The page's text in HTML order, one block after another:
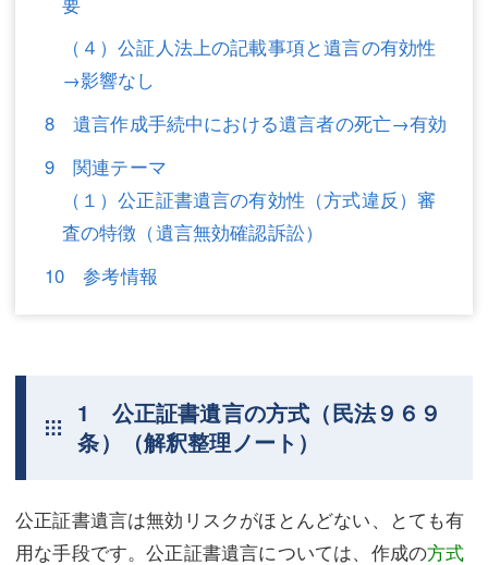
（４）公証人法上の記載事項と遺言の有効性
→影響なし
8 遺言作成手続中における遺言者の死亡→有効
9 関連テーマ
（１）公正証書遺言の有効性（方式違反）審
査の特徴（遺言無効確認訴訟）
10 参考情報
1 公正証書遺言の方式（民法９６９
条）（解釈整理ノート）
公正証書遺言は無効リスクがほとんどない、とても有
用な手段です。公正証書遺言については、作成の方式